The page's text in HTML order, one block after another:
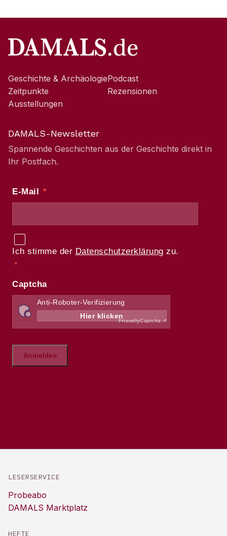
Geschichte & Archäologie
Zeitpunkte
Ausstellungen
Podcast
Rezensionen
DAMALS-Newsletter
Spannende Geschichten aus der Geschichte direkt in
Ihr Postfach.
LESERSERVICE
Probeabo
DAMALS Marktplatz
HEFTE